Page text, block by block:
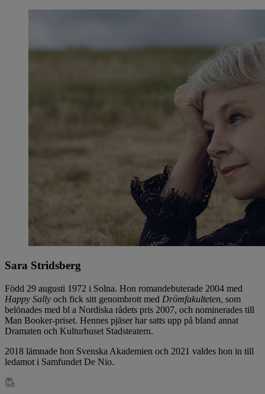
Sara Stridsberg
Född 29 augusti 1972 i Solna. Hon romandebuterade 2004 med
Happy Sally och fick sitt genombrott med Drömfakulteten, som
belönades med bl a Nordiska rådets pris 2007, och nominerades till
Man Booker-priset. Hennes pjäser har satts upp på bland annat
Dramaten och Kulturhuset Stadsteatern.
2018 lämnade hon Svenska Akademien och 2021 valdes hon in till
ledamot i Samfundet De Nio.